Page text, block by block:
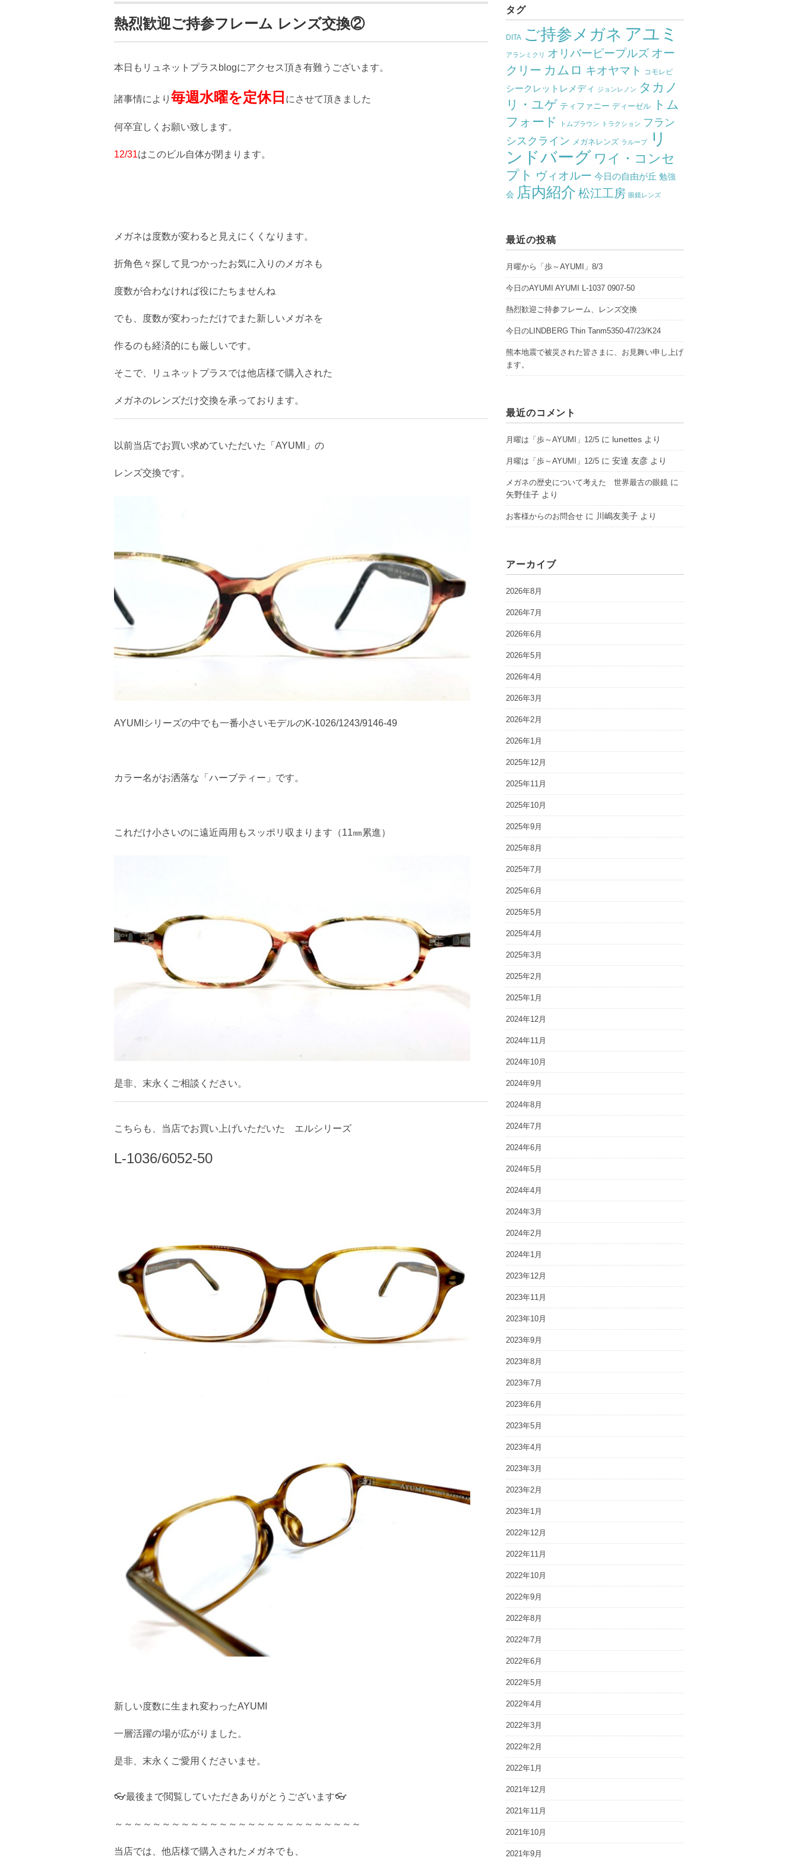
熱烈歓迎ご持参フレーム レンズ交換②
本日もリュネットプラスblogにアクセス頂き有難うございます。
諸事情により 毎週水曜を定休日 にさせて頂きました
何卒宜しくお願い致します。
12/31はこのビル自体が閉まります。
メガネは度数が変わると見えにくくなります。
折角色々探して見つかったお気に入りのメガネも
度数が合わなければ役にたちませんね
でも、度数が変わっただけでまた新しいメガネを
作るのも経済的にも厳しいです。
そこで、リュネットプラスでは他店様で購入された
メガネのレンズだけ交換を承っております。
以前当店でお買い求めていただいた「AYUMI」の
レンズ交換です。
AYUMIシリーズの中でも一番小さいモデルのK-1026/1243/9146-49
カラー名がお洒落な「ハーブティー」です。
これだけ小さいのに遠近両用もスッポリ収まります（11㎜累進）
是非、末永くご相談ください。
こちらも、当店でお買い上げいただいた エルシリーズ
L-1036/6052-50
新しい度数に生まれ変わったAYUMI
一層活躍の場が広がりました。
是非、末永くご愛用くださいませ。
👓最後まで閲覧していただきありがとうございます👓
～～～～～～～～～～～～～～～～～～～～～～～～～～
当店では、他店様で購入されたメガネでも、
タグ
DITA ご持参メガネ アユミ
アランミクリ オリバーピープルズ オー
クリー カムロ キオヤマト コモレビ
シークレットレメディ ジョンレノン タカノ
リ・ユゲ ティファニー ディーゼル
トム
フォード
トムブラウン トラクション フラン
シスクライン メガネレンズ ラループ
リ
ンドバーグ ワイ・コンセ
プト ヴィオルー 今日の自由が丘 勉強
会 店内紹介 松江工房 眼鏡レンズ
最近の投稿
月曜から「歩～AYUMI」8/3
今日のAYUMI AYUMI L-1037 0907-50
熱烈歓迎ご持参フレーム、レンズ交換
今日のLINDBERG Thin Tanm5350-47/23/K24
熊本地震で被災された皆さまに、お見舞い申し上げ
ます。
最近のコメント
月曜は「歩～AYUMI」12/5 に lunettes より
月曜は「歩～AYUMI」12/5 に安達 友彦 より
メガネの歴史について考えた 世界最古の眼鏡 に
矢野佳子 より
お客様からのお問合せ に 川嶋友美子 より
アーカイブ
2026年8月
2026年7月
2026年6月
2026年5月
2026年4月
2026年3月
2026年2月
2026年1月
2025年12月
2025年11月
2025年10月
2025年9月
2025年8月
2025年7月
2025年6月
2025年5月
2025年4月
2025年3月
2025年2月
2025年1月
2024年12月
2024年11月
2024年10月
2024年9月
2024年8月
2024年7月
2024年6月
2024年5月
2024年4月
2024年3月
2024年2月
2024年1月
2023年12月
2023年11月
2023年10月
2023年9月
2023年8月
2023年7月
2023年6月
2023年5月
2023年4月
2023年3月
2023年2月
2023年1月
2022年12月
2022年11月
2022年10月
2022年9月
2022年8月
2022年7月
2022年6月
2022年5月
2022年4月
2022年3月
2022年2月
2022年1月
2021年12月
2021年11月
2021年10月
2021年9月